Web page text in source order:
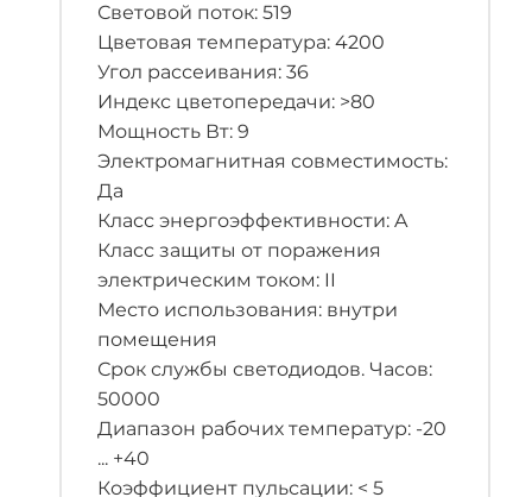
Световой поток: 519
Цветовая температура: 4200
Угол рассеивания: 36
Индекс цветопередачи: >80
Мощность Вт: 9
Электромагнитная совместимость:
Да
Класс энергоэффективности: A
Класс защиты от поражения
электрическим током: II
Место использования: внутри
помещения
Срок службы светодиодов. Часов:
50000
Диапазон рабочих температур: -20
... +40
Коэффициент пульсации: < 5